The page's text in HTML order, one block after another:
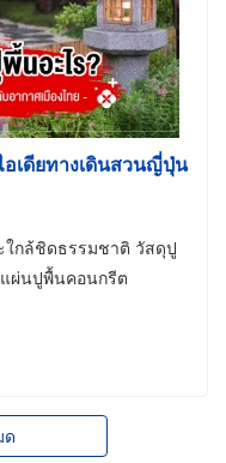
เดียทางเดินสวนญี่ปุ่น
ใกล้ชิดธรรมชาติ วัสดุปู
ผ่นปูพื้นคอนกรีต
ด